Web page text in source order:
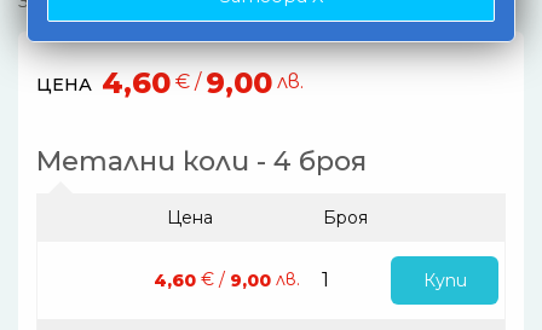
ЦЕНА 4,60 € / 9,00 лв.
Метални коли - 4 броя
Цена Броя
4,60€ / 9,00лв. Купи